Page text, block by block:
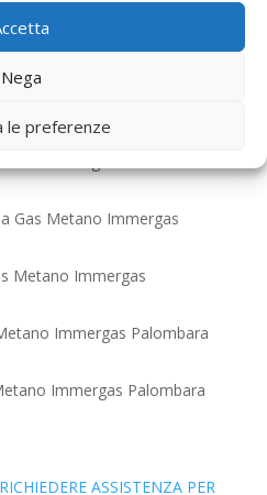
Nega
le preferenze
Gas Metano Immergas
Gas Metano Immergas
Metano Immergas
Immergas Palombara
Immergas Palombara
ASSISTENZA PER